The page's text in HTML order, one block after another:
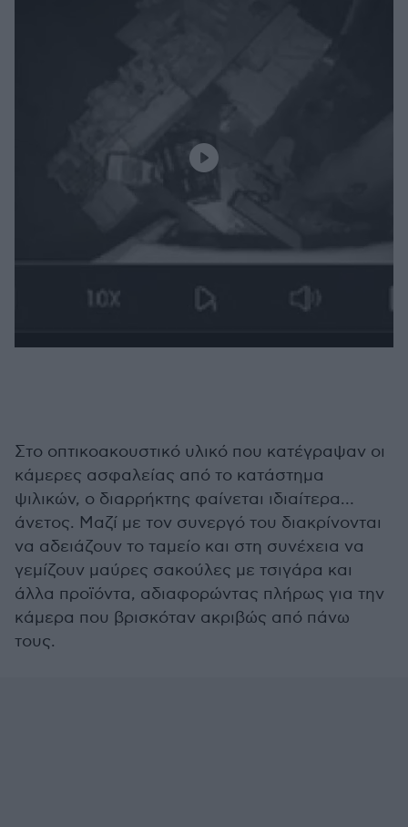
Στο οπτικοακουστικό υλικό που κατέγραψαν οι
κάμερες ασφαλείας από το κατάστημα
ψιλικών, ο διαρρήκτης φαίνεται ιδιαίτερα…
άνετος. Μαζί με τον συνεργό του διακρίνονται
να αδειάζουν το ταμείο και στη συνέχεια να
γεμίζουν μαύρες σακούλες με τσιγάρα και
άλλα προϊόντα, αδιαφορώντας πλήρως για την
κάμερα που βρισκόταν ακριβώς από πάνω
τους.